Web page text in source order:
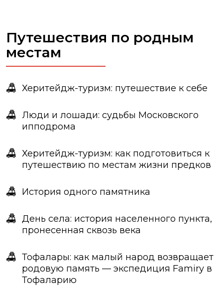
Путешествия по родным
местам
Херитейдж-туризм: путешествие к себе
Люди и лошади: судьбы Московского
ипподрома
Херитейдж-туризм: как подготовиться к
путешествию по местам жизни предков
История одного памятника
День села: история населенного пункта,
пронесенная сквозь века
Тофалары: как малый народ возвращает
родовую память — экспедиция Famiry в
Тофаларию